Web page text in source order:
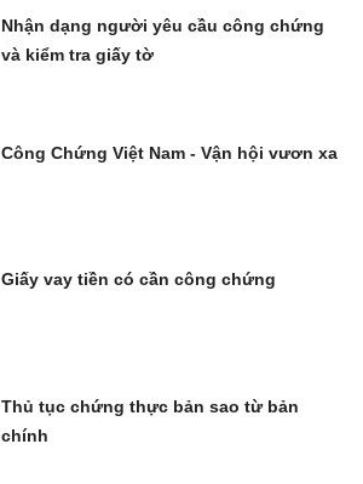
Nhận dạng người yêu cầu công chứng
và kiểm tra giấy tờ
Công Chứng Việt Nam - Vận hội vươn xa
Giấy vay tiền có cần công chứng
Thủ tục chứng thực bản sao từ bản
chính